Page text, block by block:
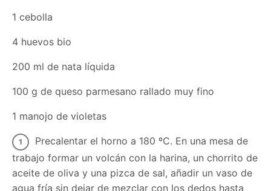
1 cebolla
4 huevos bio
200 ml de nata líquida
100 g de queso parmesano rallado muy fino
1 manojo de violetas
Precalentar el horno a 180 ºC. En una mesa de
trabajo formar un volcán con la harina, un chorrito de
aceite de oliva y una pizca de sal, añadir un vaso de
agua fría sin dejar de mezclar con los dedos hasta